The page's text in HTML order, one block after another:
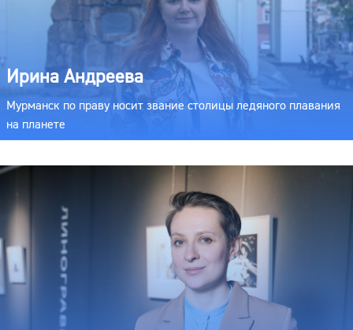
Ирина Андреева
Мурманск по праву носит звание столицы ледяного плавания
на планете